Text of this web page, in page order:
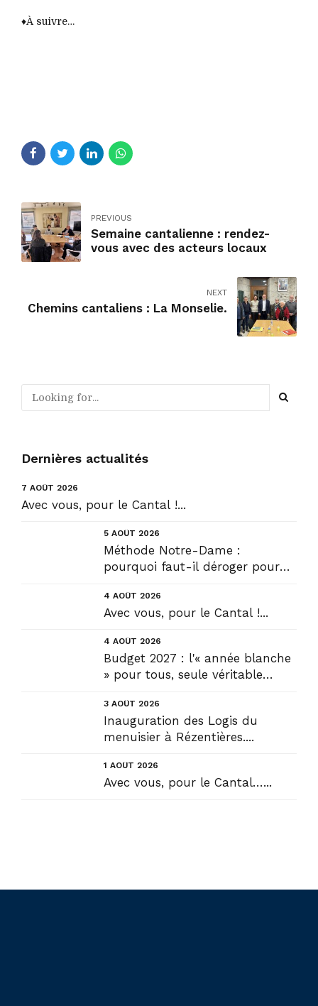
♦️À suivre…
PREVIOUS
Semaine cantalienne : rendez-
vous avec des acteurs locaux
NEXT
Chemins cantaliens : La Monselie.
Dernières actualités
7 AOÛT 2026
Avec vous, pour le Cantal !...
5 AOÛT 2026
Méthode Notre-Dame :
pourquoi faut-il déroger pour
4 AOÛT 2026
Avec vous, pour le Cantal !...
4 AOÛT 2026
Budget 2027 : l'« année blanche
» pour tous, seule véritable
3 AOÛT 2026
Inauguration des Logis du
menuisier à Rézentières....
1 AOÛT 2026
Avec vous, pour le Cantal…...